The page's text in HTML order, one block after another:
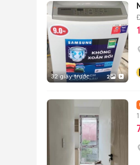
32 giây trước 2